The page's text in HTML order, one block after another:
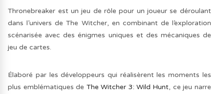
Thronebreaker est un jeu de rôle pour un joueur se déroulant
dans l’univers de The Witcher, en combinant de l’exploration
scénarisée avec des énigmes uniques et des mécaniques de
jeu de cartes.
Élaboré par les développeurs qui réalisèrent les moments les
plus emblématiques de The Witcher 3: Wild Hunt, ce jeu narre